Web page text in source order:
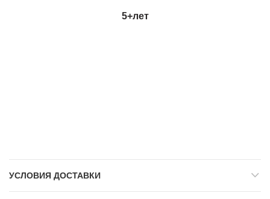
5+лет
УСЛОВИЯ ДОСТАВКИ